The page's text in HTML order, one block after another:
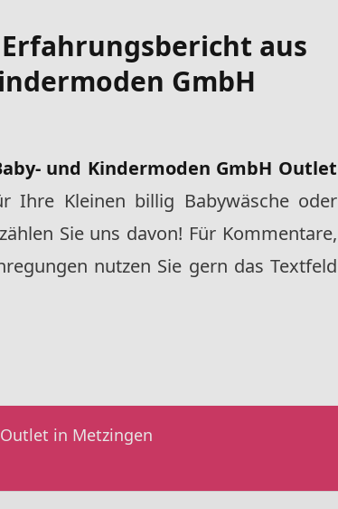
aus
GmbH
und Kindermoden GmbH Outlet
Ihre Kleinen billig Babywäsche oder
Sie uns davon! Für Kommentare,
nutzen Sie gern das Textfeld
in Metzingen